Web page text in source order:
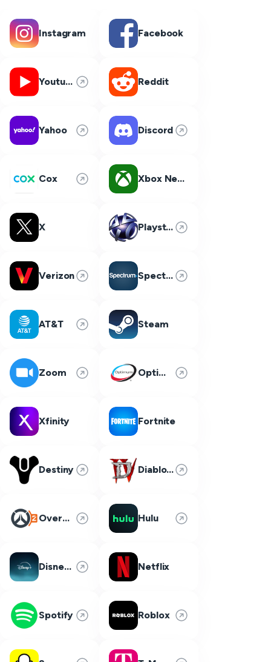
Instagram Facebook
Youtube Reddit
Yahoo Discord
Cox Xbox Network
X Playstation Network
Verizon Spectrum
AT&T Steam
Zoom Optimum
Xfinity Fortnite
Destiny Diablo 4
Overwatch 2 Hulu
Disney Plus Netflix
Spotify Roblox